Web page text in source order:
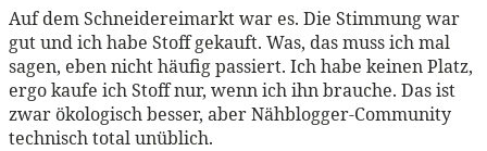
Auf dem Schneidereimarkt war es. Die Stimmung war
gut und ich habe Stoff gekauft. Was, das muss ich mal
sagen, eben nicht häufig passiert. Ich habe keinen Platz,
ergo kaufe ich Stoff nur, wenn ich ihn brauche. Das ist
zwar ökologisch besser, aber Nähblogger-Community
technisch total unüblich.